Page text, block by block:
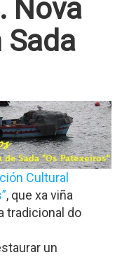
Nova
Cultural
, que xa viña
tradicional do
un